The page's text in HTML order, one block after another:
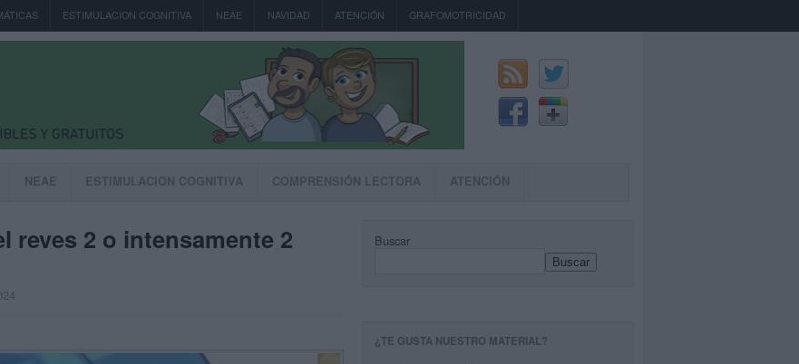
ESTIMULACION COGNITIVA NEAE NAVIDAD ATENCIÓN GRAFOMOTRICIDAD
NEAE ESTIMULACION COGNITIVA COMPRENSIÓN LECTORA ATENCIÓN
reves 2 o intensamente 2
Buscar
Buscar
¿TE GUSTA NUESTRO MATERIAL?